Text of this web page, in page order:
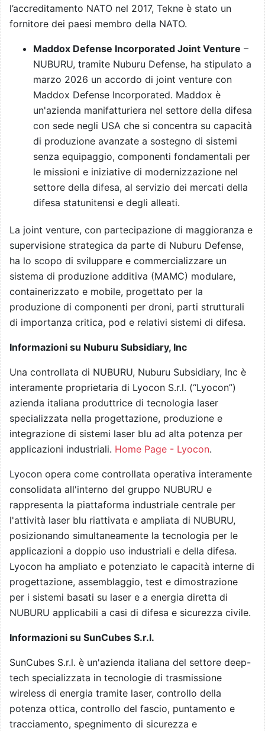
l’accreditamento NATO nel 2017, Tekne è stato un
fornitore dei paesi membro della NATO.
Maddox Defense Incorporated Joint Venture –
NUBURU, tramite Nuburu Defense, ha stipulato a
marzo 2026 un accordo di joint venture con
Maddox Defense Incorporated. Maddox è
un'azienda manifatturiera nel settore della difesa
con sede negli USA che si concentra su capacità
di produzione avanzate a sostegno di sistemi
senza equipaggio, componenti fondamentali per
le missioni e iniziative di modernizzazione nel
settore della difesa, al servizio dei mercati della
difesa statunitensi e degli alleati.
La joint venture, con partecipazione di maggioranza e
supervisione strategica da parte di Nuburu Defense,
ha lo scopo di sviluppare e commercializzare un
sistema di produzione additiva (MAMC) modulare,
containerizzato e mobile, progettato per la
produzione di componenti per droni, parti strutturali
di importanza critica, pod e relativi sistemi di difesa.
Informazioni su Nuburu Subsidiary, Inc
Una controllata di NUBURU, Nuburu Subsidiary, Inc è
interamente proprietaria di Lyocon S.r.l. (“Lyocon”)
azienda italiana produttrice di tecnologia laser
specializzata nella progettazione, produzione e
integrazione di sistemi laser blu ad alta potenza per
applicazioni industriali. Home Page - Lyocon.
Lyocon opera come controllata operativa interamente
consolidata all'interno del gruppo NUBURU e
rappresenta la piattaforma industriale centrale per
l'attività laser blu riattivata e ampliata di NUBURU,
posizionando simultaneamente la tecnologia per le
applicazioni a doppio uso industriali e della difesa.
Lyocon ha ampliato e potenziato le capacità interne di
progettazione, assemblaggio, test e dimostrazione
per i sistemi basati su laser e a energia diretta di
NUBURU applicabili a casi di difesa e sicurezza civile.
Informazioni su SunCubes S.r.l.
SunCubes S.r.l. è un'azienda italiana del settore deep-
tech specializzata in tecnologie di trasmissione
wireless di energia tramite laser, controllo della
potenza ottica, controllo del fascio, puntamento e
tracciamento, spegnimento di sicurezza e